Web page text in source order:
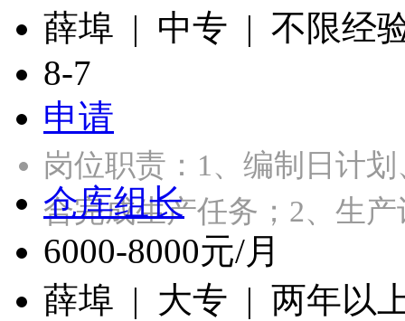
薛埠 | 中专 | 不限经
8-7
申请
岗位职责：1、编制日计
合完成生产任务；2、生
仓库组长
6000-8000元/月
薛埠 | 大专 | 两年以